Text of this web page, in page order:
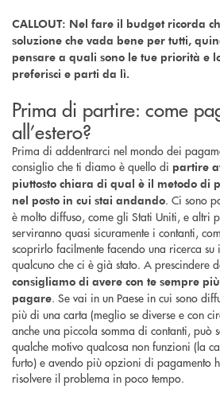
CALLOUT: Nel fare il budget ricorda
soluzione che vada bene per tutti,
pensare a quali sono le tue priorità e
preferisci e parti da lì.
Prima di partire: come
all’estero?
Prima di addentrarci nel mondo dei
consiglio che ti diamo è quello di partire
piuttosto chiara di qual è il metodo di
nel posto in cui stai andando. Ci sono
è molto diffuso, come gli Stati Uniti, e altri
serviranno quasi sicuramente i contanti,
scoprirlo facilmente facendo una ricerca su
qualcuno che ci è già stato. A prescindere
consigliamo di avere con te sempre
pagare. Se vai in un Paese in cui sono
più di una carta (meglio se diverse e con
anche una piccola somma di contanti, può
qualche motivo qualcosa non funzioni (la
furto) e avendo più opzioni di pagamento
risolvere il problema in poco tempo.